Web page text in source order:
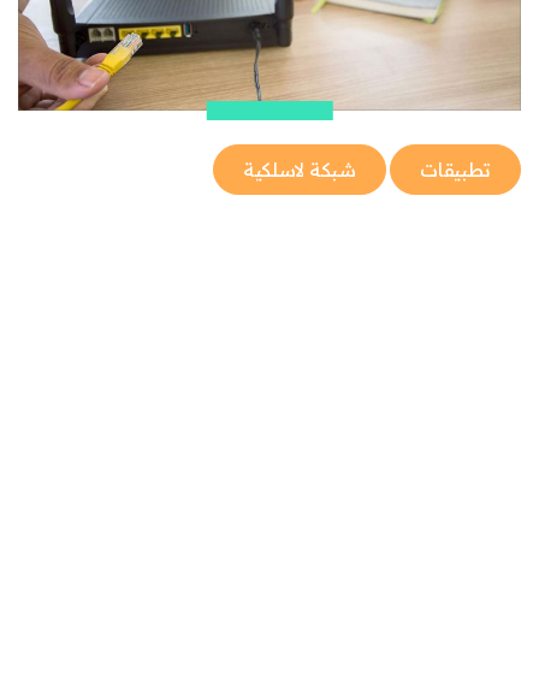
تطبيقات شبكة لاسلكية